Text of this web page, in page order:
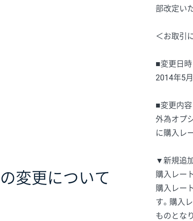
変更について
部改定い
＜お取引
■変更日時
2014年5月
■変更内容
外為オプ
に購入レ
▼新規追
購入レート
購入レー
す。購入
ものとな